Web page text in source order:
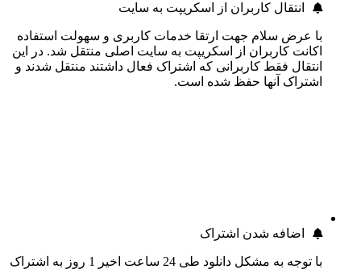
انتقال کاربران از اسکریپت به سایت
با عرض سلام جهت ارتقا خدمات کاربری و سهولت استفاده
اکانت کاربران از اسکریپت به سایت اصلی منتقل شد. در این
انتقال فقط کاربرانی که اشتراک فعال داشتند منتقل شدند و
اشتراک آنها حفظ شده است.
اضافه شدن اشتراک
با توجه به مشکل دانلود طی 24 ساعت اخیر 1 روز به اشتراک